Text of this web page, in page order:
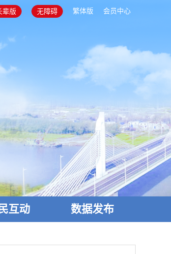
辈版 无障碍 繁体版 会员中心
互动 数据发布